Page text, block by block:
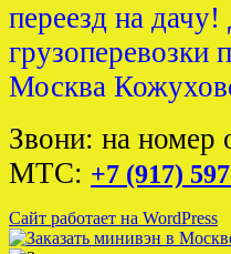
переезд на дачу!
грузоперевозки
Москва
Звони: на номер
МТС: +7 (917)
Сайт работает на WordPress